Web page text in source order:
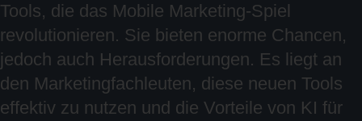
Tools, die das Mobile Marketing-Spiel
revolutionieren. Sie bieten enorme Chancen,
jedoch auch Herausforderungen. Es liegt an
den Marketingfachleuten, diese neuen Tools
effektiv zu nutzen und die Vorteile von KI für